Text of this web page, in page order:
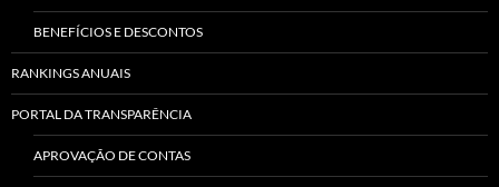
BENEFÍCIOS E DESCONTOS
RANKINGS ANUAIS
PORTAL DA TRANSPARÊNCIA
APROVAÇÃO DE CONTAS